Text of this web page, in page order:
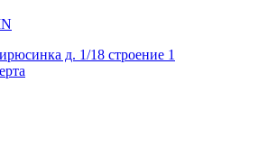
д. 1/18 строение 1